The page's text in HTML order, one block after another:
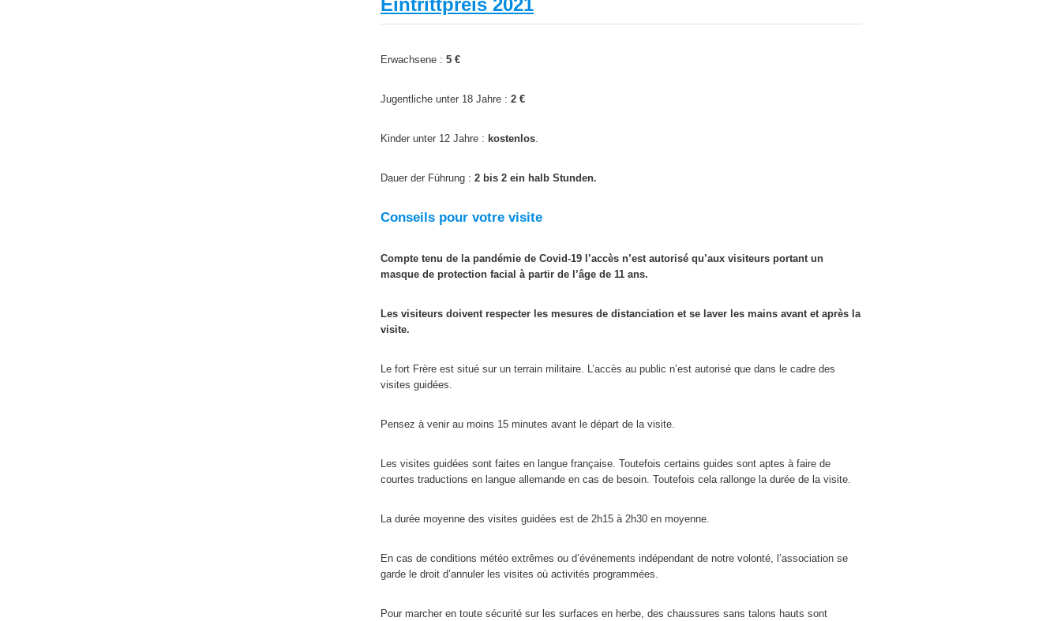
Eintrittpreis 2021
Erwachsene : 5 €
Jugentliche unter 18 Jahre : 2 €
Kinder unter 12 Jahre : kostenlos.
Dauer der Führung : 2 bis 2 ein halb Stunden.
Conseils pour votre visite
Compte tenu de la pandémie de Covid-19 l’accès n’est autorisé qu’aux visiteurs portant un
masque de protection facial à partir de l’âge de 11 ans.
Les visiteurs doivent respecter les mesures de distanciation et se laver les mains avant et après la
visite.
Le fort Frère est situé sur un terrain militaire. L’accès au public n’est autorisé que dans le cadre des
visites guidées.
Pensez à venir au moins 15 minutes avant le départ de la visite.
Les visites guidées sont faites en langue française. Toutefois certains guides sont aptes à faire de
courtes traductions en langue allemande en cas de besoin. Toutefois cela rallonge la durée de la visite.
La durée moyenne des visites guidées est de 2h15 à 2h30 en moyenne.
En cas de conditions météo extrêmes ou d’événements indépendant de notre volonté, l’association se
garde le droit d’annuler les visites où activités programmées.
Pour marcher en toute sécurité sur les surfaces en herbe, des chaussures sans talons hauts sont